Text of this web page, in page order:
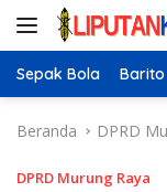
Langsung
Sepak Bola
Beranda DPRD
DPRD Murung Raya